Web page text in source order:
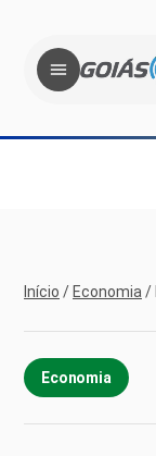
Início / Economia /
Economia